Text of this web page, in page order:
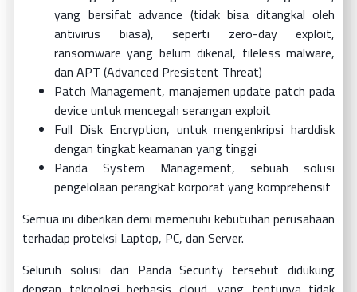
yang bersifat advance (tidak bisa ditangkal oleh
antivirus biasa), seperti zero-day exploit,
ransomware yang belum dikenal, fileless malware,
dan APT (Advanced Presistent Threat)
Patch Management, manajemen update patch pada
device untuk mencegah serangan exploit
Full Disk Encryption, untuk mengenkripsi harddisk
dengan tingkat keamanan yang tinggi
Panda System Management, sebuah solusi
pengelolaan perangkat korporat yang komprehensif
Semua ini diberikan demi memenuhi kebutuhan perusahaan
terhadap proteksi Laptop, PC, dan Server.
Seluruh solusi dari Panda Security tersebut didukung